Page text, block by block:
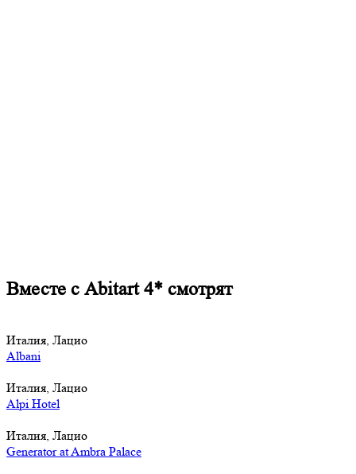
Вместе с Abitart 4* смотрят
Италия, Лацио
Albani
Италия, Лацио
Alpi Hotel
Италия, Лацио
Generator at Ambra Palace